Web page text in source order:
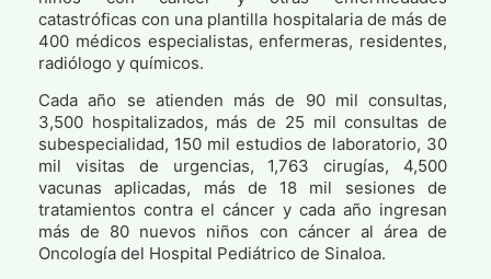
catastróficas con una plantilla hospitalaria de más de
400 médicos especialistas, enfermeras, residentes,
radiólogo y químicos.
Cada año se atienden más de 90 mil consultas,
3,500 hospitalizados, más de 25 mil consultas de
subespecialidad, 150 mil estudios de laboratorio, 30
mil visitas de urgencias, 1,763 cirugías, 4,500
vacunas aplicadas, más de 18 mil sesiones de
tratamientos contra el cáncer y cada año ingresan
más de 80 nuevos niños con cáncer al área de
Oncología del Hospital Pediátrico de Sinaloa.